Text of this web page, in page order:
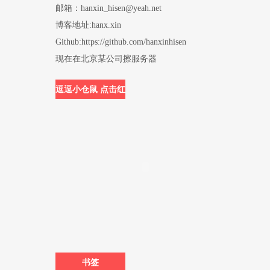
邮箱：hanxin_hisen@yeah.net
博客地址:hanx.xin
Github:https://github.com/hanxinhisen
现在在北京某公司擦服务器
逗逗小仓鼠 点击红
书签